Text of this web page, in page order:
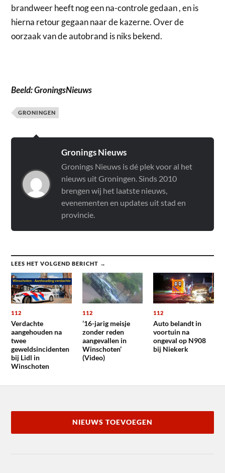
brandweer heeft nog een na-controle gedaan , en is
hierna retour gegaan naar de kazerne. Over de
oorzaak van de autobrand is niks bekend.
Beeld: GroningsNieuws
GRONINGEN
Gronings Nieuws
Gronings Nieuws is dé plek voor al het
nieuws uit Groningen. Sinds 2010
brengen wij het laatste nieuws,
evenementen en updates uit stad en
provincie.
LEES HET VOLGEND BERICHT →
112
Verdachte
aangehouden na
twee
geweldsincidenten
bij Lidl in
Winschoten
112
’16-jarig meisje
zonder reden
aangevallen in
Winschoten’
(Video)
112
Auto belandt in
voortuin na
ongeval op N908
bij Niekerk
NIEUWS TOEVOEGEN